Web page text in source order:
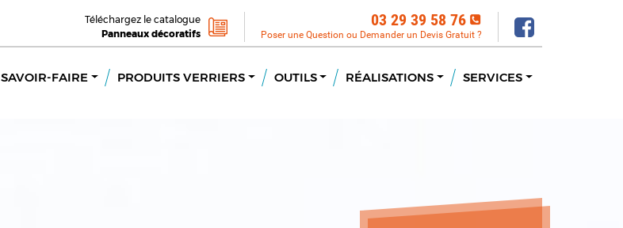
Téléchargez le catalogue
Panneaux décoratifs
03 29 39 58 76
Poser une Question ou Demander un Devis Gratuit ?
SAVOIR-FAIRE PRODUITS VERRIERS OUTILS RÉALISATIONS SERVICES